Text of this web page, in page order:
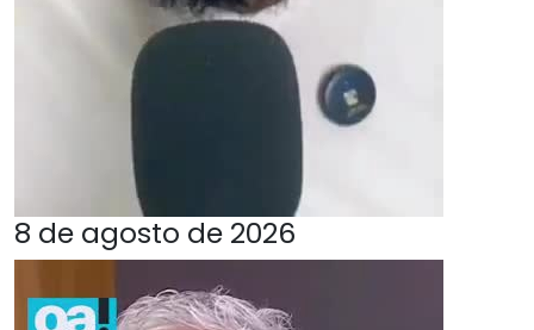
8 de agosto de 2026